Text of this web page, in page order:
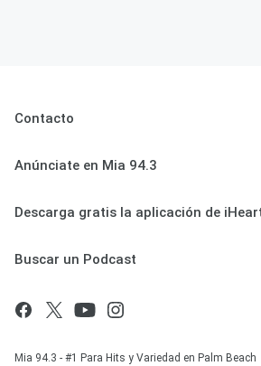
Contacto
Anúnciate en Mia 94.3
Descarga gratis la aplicación de
Buscar un Podcast
Mia 94.3 - #1 Para Hits y Variedad en Palm Beach